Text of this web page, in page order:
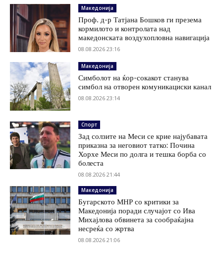
Македонија
Проф. д-р Татјана Бошков ги презема
кормилото и контролата над
македонската воздухопловна навигација
08.08.2026 23:16
Македонија
Симболот на ќор-сокакот станува
симбол на отворен комуникациски канал
08.08.2026 23:14
Спорт
Зад солзите на Меси се крие најубавата
приказна за неговиот татко: Почина
Хорхе Меси по долга и тешка борба со
болеста
08.08.2026 21:44
Македонија
Бугарското МНР со критики за
Македонија поради случајот со Ива
Михајлова обвинета за сообраќајна
несреќа со жртва
08.08.2026 21:06